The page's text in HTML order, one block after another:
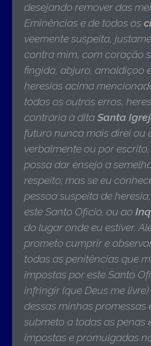
desejando remover das
Eminências e de todos os
veemente suspeita,
contra mim, com coração
fingida, abjuro, amaldiçoo
heresias acima
todos os outros erros,
contrária à dita Santa
futuro nunca mais direi ou
verbalmente ou por
possa dar ensejo a
respeito; mas se eu
pessoa suspeita de
este Santo Ofício, ou ao
do lugar onde eu estiver.
prometo cumprir e
todas as penitências que
impostas por este Santo
infringir (que Deus me
dessas minhas promessas
submeto a todas as penas
impostas e promulgadas